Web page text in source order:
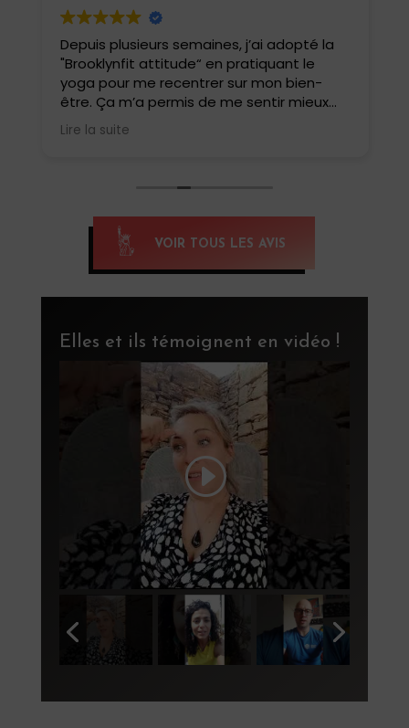
Depuis plusieurs semaines, j’ai adopté la
"Brooklynfit attitude“ en pratiquant le
yoga pour me recentrer sur mon bien-
être. Ça m’a permis de me sentir mieux
dans ma tête et mon corps. J’ai
également pu tester le yoga HIIT, une
tellement de bien . Un yoga pas comme
les autres.
Si tu veux te reconnecter et te renforcer,
c’est yoga HIIT qu’il faut pratiquer, merci
Anissa pour cette belle découverte,
Lire la suite
VOIR TOUS LES AVIS
Elles et ils témoignent en vidéo !